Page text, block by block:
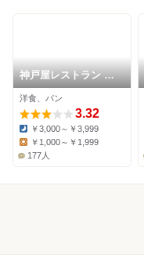
神戸屋レストラン 御
影店
洋食、パン
3.32
Dinner:
￥3,000～￥3,999
￥1,000～￥1,999
177人